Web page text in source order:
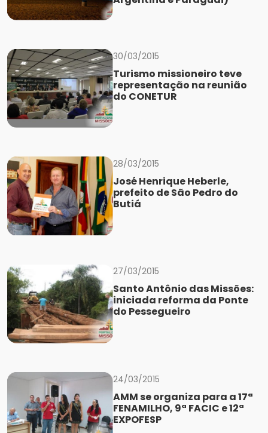
30/03/2015
Turismo missioneiro teve
representação na reunião
do CONETUR
28/03/2015
José Henrique Heberle,
prefeito de São Pedro do
Butiá
27/03/2015
Santo Antônio das Missões:
iniciada reforma da Ponte
do Pessegueiro
24/03/2015
AMM se organiza para a 17ª
FENAMILHO, 9ª FACIC e 12ª
EXPOFESP